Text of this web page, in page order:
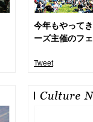
今年もやって
ーズ主催のフ
Tweet